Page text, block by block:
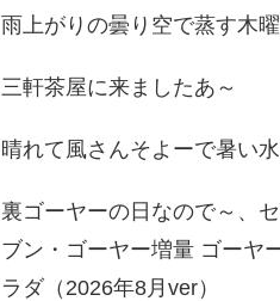
雨上がりの曇り空で蒸す木
三軒茶屋に来ましたあ～
晴れて風さんそよーで暑い
裏ゴーヤーの日なので～、
ブン・ゴーヤー増量 ゴーヤ
ラダ（2026年8月ver）